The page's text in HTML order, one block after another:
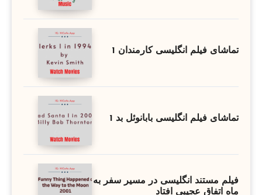
تماشای فیلم انگلیسی کارمندان 1
تماشای فیلم انگلیسی بابانوئل بد 1
فیلم مستند انگلیسی در مسیر سفر به
ماه اتفاق عجیبی افتاد